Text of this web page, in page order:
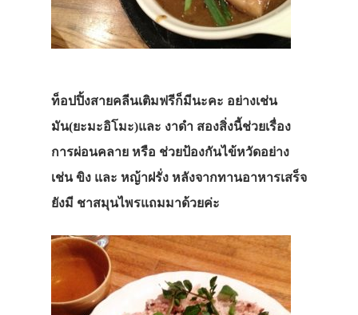
ท็อปปิ้งสายคลีนเติมฟรีก็มีนะคะ อย่างเช่น
มัน(ยะมะอิโมะ)และ งาดำ สองสิ่งนี้ช่วยเรื่อง
การผ่อนคลาย หรือ ช่วยป้องกันไข้หวัดอย่าง
เช่น ขิง และ หญ้าฝรั่ง หลังจากทานอาหารเสร็จ
ยังมี ชาสมุนไพรแถมมาด้วยค่ะ